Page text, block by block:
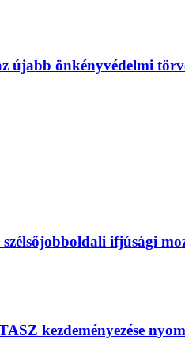
újabb önkényvédelmi
ifjúsági
kezdeményezése